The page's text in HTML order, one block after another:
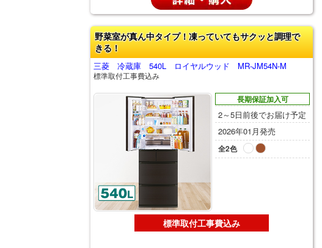
野菜室が真ん中タイプ！凍っていてもサクッと調理で
きる！
三菱 冷蔵庫 540L ロイヤルウッド MR-JM54N-M
標準取付工事費込み
長期保証加入可
2～5日前後でお届け予定
2026年01月発売
全2色
標準取付工事費込み